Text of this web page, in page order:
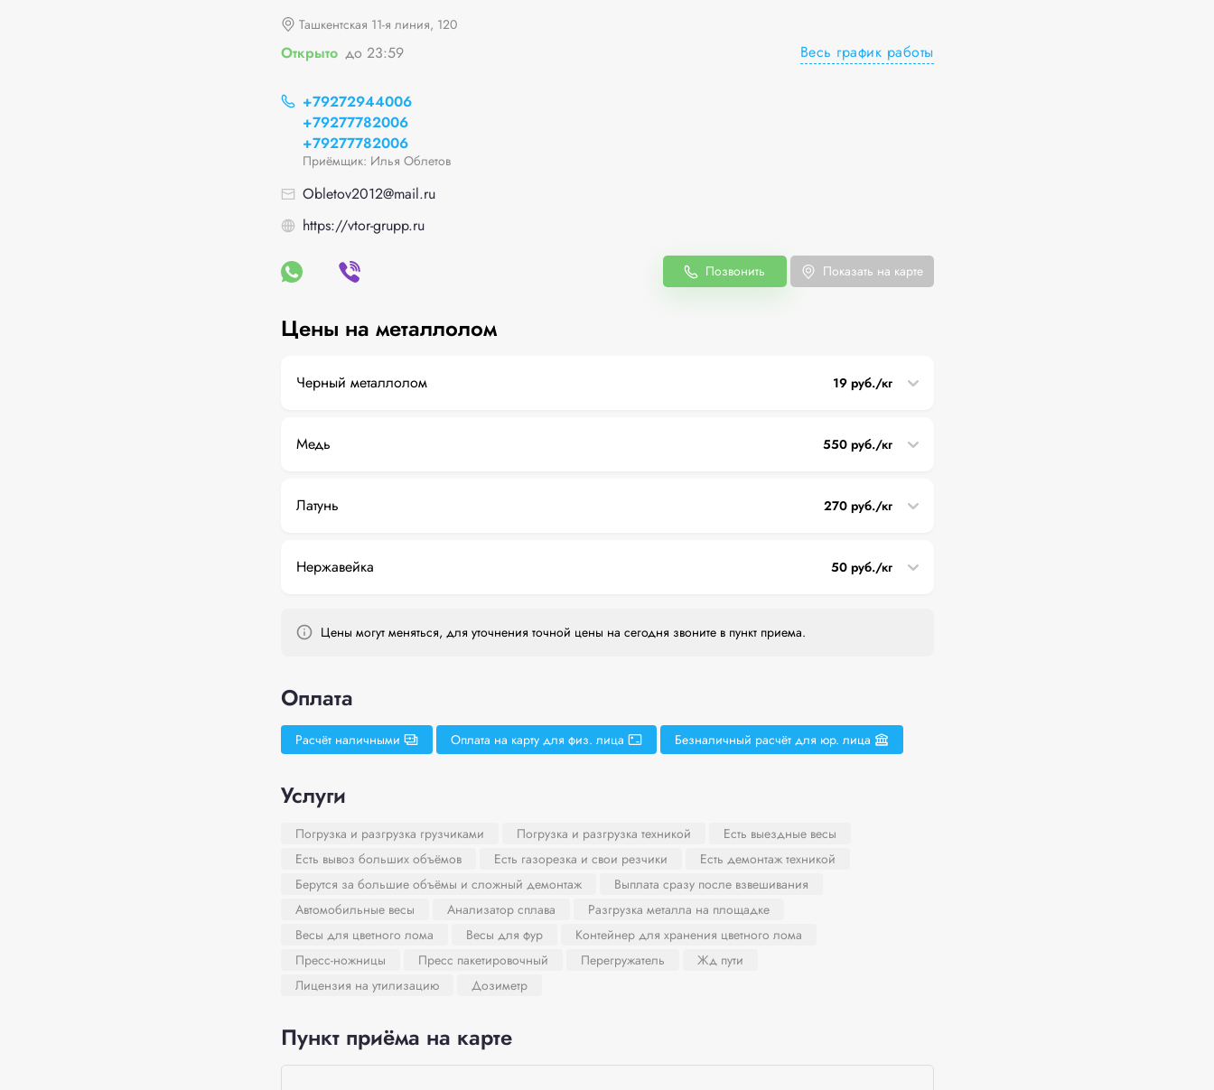
Ташкентская 11-я линия, 120
Открыто до 23:59 Весь график работы
+79272944006
+79277782006
+79277782006
Приёмщик: Илья Облетов
Obletov2012@mail.ru
https://vtor-grupp.ru
Позвонить Показать на карте
Цены на металлолом
Черный металлолом 19 руб./кг
Медь 550 руб./кг
Латунь 270 руб./кг
Нержавейка 50 руб./кг
Цены могут меняться, для уточнения точной цены на сегодня звоните в пункт приема.
Оплата
Расчёт наличными Оплата на карту для физ. лица Безналичный расчёт для юр. лица
Услуги
Погрузка и разгрузка грузчиками Погрузка и разгрузка техникой
Есть выездные весы
Есть вывоз больших объёмов
Есть газорезка и свои резчики
Есть демонтаж техникой
Берутся за большие объёмы и сложный демонтаж
Выплата сразу после взвешивания
Автомобильные весы
Анализатор сплава
Разгрузка металла на площадке
Весы для цветного лома
Весы для фур
Контейнер для хранения цветного лома
Пресс-ножницы
Пресс пакетировочный Перегружатель
Жд пути
Лицензия на утилизацию
Дозиметр
Пункт приёма на карте